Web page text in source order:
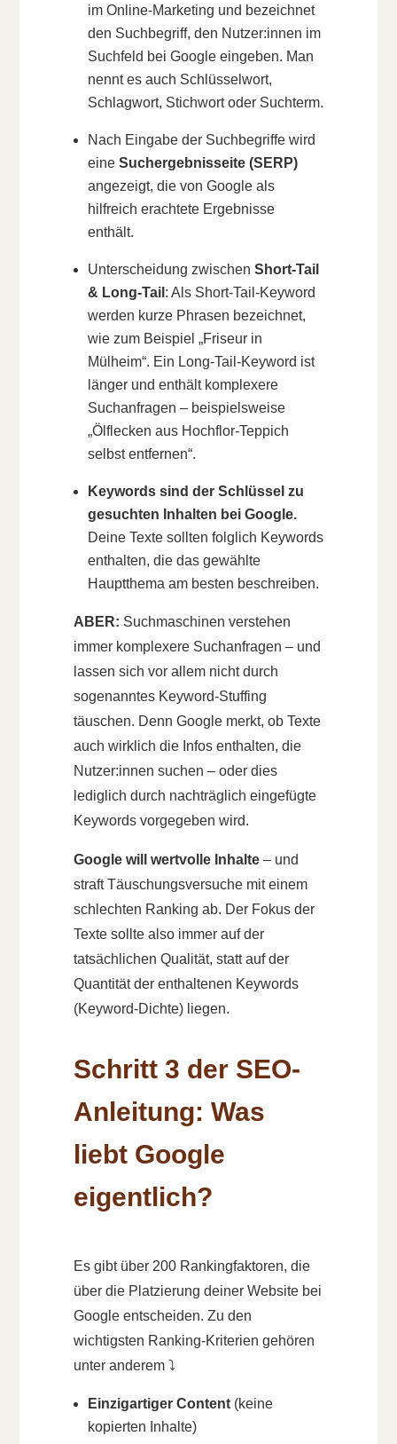
im Online-Marketing und bezeichnet
den Suchbegriff, den Nutzer:innen im
Suchfeld bei Google eingeben. Man
nennt es auch Schlüsselwort,
Schlagwort, Stichwort oder Suchterm.
Nach Eingabe der Suchbegriffe wird
eine Suchergebnisseite (SERP)
angezeigt, die von Google als
hilfreich erachtete Ergebnisse
enthält.
Unterscheidung zwischen Short-Tail
& Long-Tail : Als Short-Tail-Keyword
werden kurze Phrasen bezeichnet,
wie zum Beispiel „Friseur in
Mülheim“. Ein Long-Tail-Keyword ist
länger und enthält komplexere
Suchanfragen – beispielsweise
„Ölflecken aus Hochflor-Teppich
selbst entfernen“.
Keywords sind der Schlüssel zu
gesuchten Inhalten bei Google.
Deine Texte sollten folglich Keywords
enthalten, die das gewählte
Hauptthema am besten beschreiben.
ABER: Suchmaschinen verstehen
immer komplexere Suchanfragen – und
lassen sich vor allem nicht durch
sogenanntes Keyword-Stuffing
täuschen. Denn Google merkt, ob Texte
auch wirklich die Infos enthalten, die
Nutzer:innen suchen – oder dies
lediglich durch nachträglich eingefügte
Keywords vorgegeben wird.
Google will wertvolle Inhalte– und
straft Täuschungsversuche mit einem
schlechten Ranking ab. Der Fokus der
Texte sollte also immer auf der
tatsächlichen Qualität, statt auf der
Quantität der enthaltenen Keywords
(Keyword-Dichte) liegen.
Schritt 3 der SEO-
Anleitung: Was
liebt Google
eigentlich?
Es gibt über 200 Rankingfaktoren, die
über die Platzierung deiner Website bei
Google entscheiden. Zu den
wichtigsten Ranking-Kriterien gehören
unter anderem ⤵️
Einzigartiger Content(keine
kopierten Inhalte)